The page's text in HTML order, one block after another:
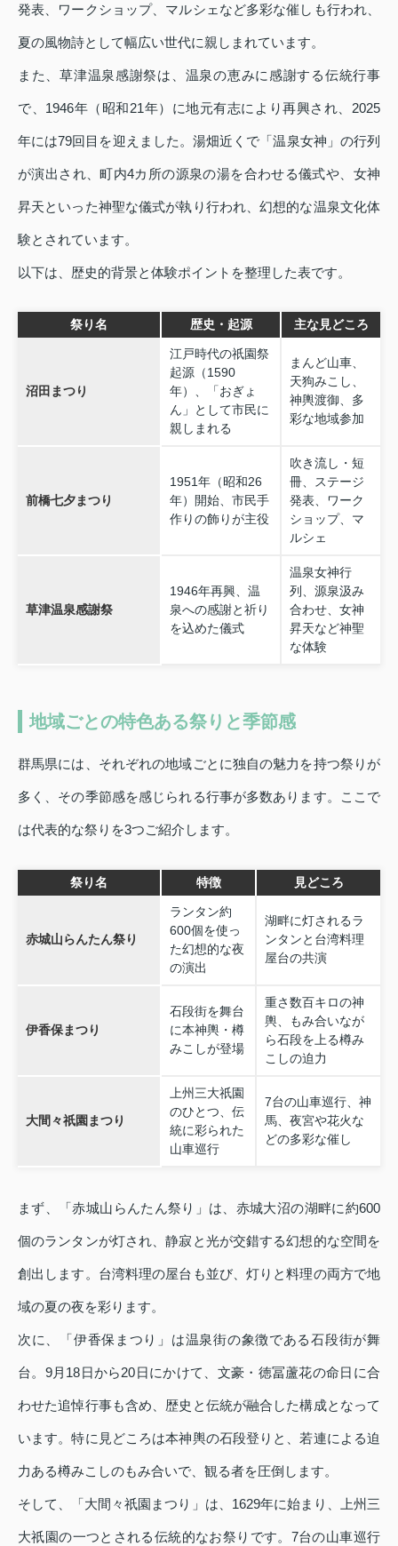
発表、ワークショップ、マルシェなど多彩な催しも行われ、
夏の風物詩として幅広い世代に親しまれています。
また、草津温泉感謝祭は、温泉の恵みに感謝する伝統行事
で、1946年（昭和21年）に地元有志により再興され、2025
年には79回目を迎えました。湯畑近くで「温泉女神」の行列
が演出され、町内4カ所の源泉の湯を合わせる儀式や、女神
昇天といった神聖な儀式が執り行われ、幻想的な温泉文化体
験とされています。
以下は、歴史的背景と体験ポイントを整理した表です。
祭り名 歴史・起源 主な見どころ
沼田まつり
江戸時代の祇園祭
起源（1590
年）、「おぎょ
ん」として市民に
親しまれる
まんど山車、
天狗みこし、
神輿渡御、多
彩な地域参加
前橋七夕まつり
1951年（昭和26
年）開始、市民手
作りの飾りが主役
吹き流し・短
冊、ステージ
発表、ワーク
ショップ、マ
ルシェ
草津温泉感謝祭
1946年再興、温
泉への感謝と祈り
を込めた儀式
温泉女神行
列、源泉汲み
合わせ、女神
昇天など神聖
な体験
地域ごとの特色ある祭りと季節感
群馬県には、それぞれの地域ごとに独自の魅力を持つ祭りが
多く、その季節感を感じられる行事が多数あります。ここで
は代表的な祭りを3つご紹介します。
祭り名 特徴 見どころ
赤城山らんたん祭り
ランタン約
600個を使っ
た幻想的な夜
の演出
湖畔に灯されるラ
ンタンと台湾料理
屋台の共演
伊香保まつり
石段街を舞台
に本神輿・樽
みこしが登場
重さ数百キロの神
輿、もみ合いなが
ら石段を上る樽み
こしの迫力
大間々祇園まつり
上州三大祇園
のひとつ、伝
統に彩られた
山車巡行
7台の山車巡行、神
馬、夜宮や花火な
どの多彩な催し
まず、「赤城山らんたん祭り」は、赤城大沼の湖畔に約600
個のランタンが灯され、静寂と光が交錯する幻想的な空間を
創出します。台湾料理の屋台も並び、灯りと料理の両方で地
域の夏の夜を彩ります。
次に、「伊香保まつり」は温泉街の象徴である石段街が舞
台。9月18日から20日にかけて、文豪・徳冨蘆花の命日に合
わせた追悼行事も含め、歴史と伝統が融合した構成となって
います。特に見どころは本神輿の石段登りと、若連による迫
力ある樽みこしのもみ合いで、観る者を圧倒します。
そして、「大間々祇園まつり」は、1629年に始まり、上州三
大祇園の一つとされる伝統的なお祭りです。7台の山車巡行